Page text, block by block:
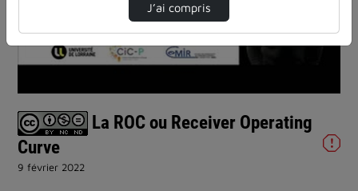
Lire
la
vidéo
La ROC ou Receiver Operating
Curve
9 février 2022
J’ai compris